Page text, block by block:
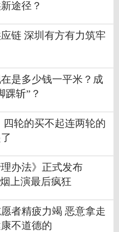
途径？
链 深圳有方有力筑牢
是多少钱一平米？成
踝斩”？
四轮的买不起连两轮的
理办法》正式发布
上演最后疯狂
者精疲力竭 恶意拿走
不道德的